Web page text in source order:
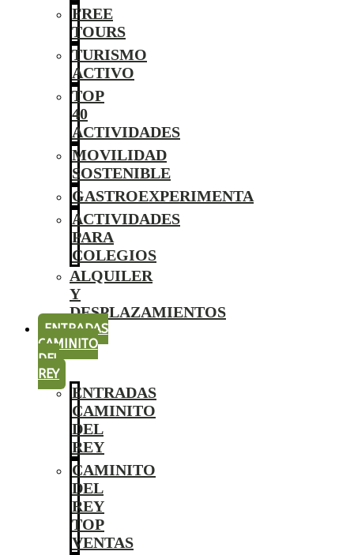
FREE
TOURS
TURISMO
ACTIVO
TOP
40
ACTIVIDADES
MOVILIDAD
SOSTENIBLE
GASTROEXPERIMENTA
ACTIVIDADES
PARA
COLEGIOS
ALQUILER
Y
DESPLAZAMIENTOS
ENTRADAS
CAMINITO
DEL
REY
ENTRADAS
CAMINITO
DEL
REY
CAMINITO
DEL
REY
TOP
VENTAS